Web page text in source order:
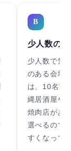
B
少人数の
少人数で気
のある会場
は、10名前
縄居酒屋や
焼肉店があ
選べるので
すくなって